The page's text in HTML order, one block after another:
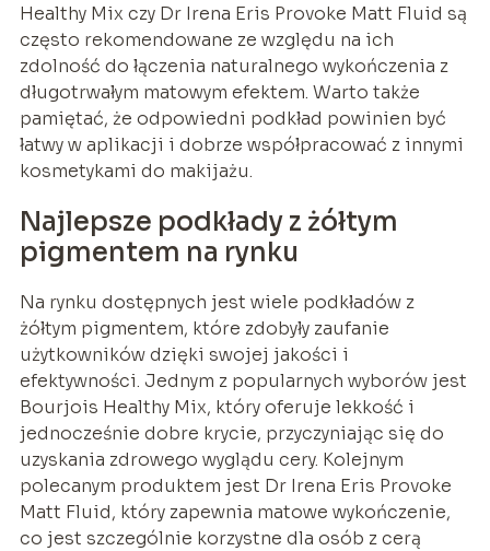
Healthy Mix czy Dr Irena Eris Provoke Matt Fluid są
często rekomendowane ze względu na ich
zdolność do łączenia naturalnego wykończenia z
długotrwałym matowym efektem. Warto także
pamiętać, że odpowiedni podkład powinien być
łatwy w aplikacji i dobrze współpracować z innymi
kosmetykami do makijażu.
Najlepsze podkłady z żółtym
pigmentem na rynku
Na rynku dostępnych jest wiele podkładów z
żółtym pigmentem, które zdobyły zaufanie
użytkowników dzięki swojej jakości i
efektywności. Jednym z popularnych wyborów jest
Bourjois Healthy Mix, który oferuje lekkość i
jednocześnie dobre krycie, przyczyniając się do
uzyskania zdrowego wyglądu cery. Kolejnym
polecanym produktem jest Dr Irena Eris Provoke
Matt Fluid, który zapewnia matowe wykończenie,
co jest szczególnie korzystne dla osób z cerą